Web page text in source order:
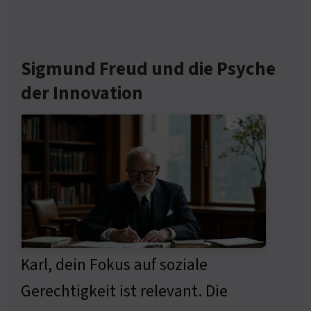
Sigmund Freud und die Psyche
der Innovation
Karl, dein Fokus auf soziale
Gerechtigkeit ist relevant. Die